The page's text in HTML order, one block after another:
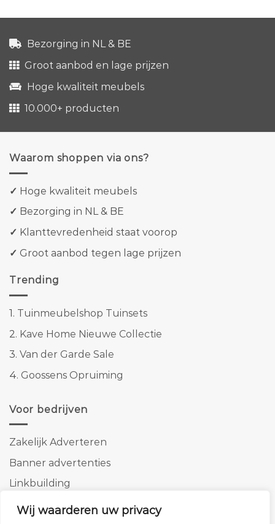
Wij waarderen uw privacy
Bezorging in NL & BE
Groot aanbod en lage prijzen
Hoge kwaliteit meubels
10.000+ producten
Waarom shoppen via ons?
✓ Hoge kwaliteit meubels
✓ Bezorging in NL & BE
✓ Klanttevredenheid staat voorop
✓ Groot aanbod tegen lage prijzen
Trending
1. Tuinmeubelshop Tuinsets
2. Kave Home Nieuwe Collectie
3. Van der Garde Sale
4. Goossens Opruiming
Voor bedrijven
Zakelijk Adverteren
Banner advertenties
Linkbuilding
SEO copywriting